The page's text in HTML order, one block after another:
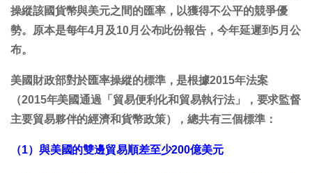
操縱該國貨幣與美元之間的匯率，以獲得不公平的競爭優
勢。原本是每年4月及10月公布此份報告，今年延遲到5月公
布。
美國財政部對於匯率操縱的標準，是根據2015年法案
（2015年美國通過「貿易便利化和貿易執行法」，要求監督
主要貿易夥伴的經濟和貨幣政策），總共有三個標準：
（1）與美國的雙邊貿易順差至少200億美元